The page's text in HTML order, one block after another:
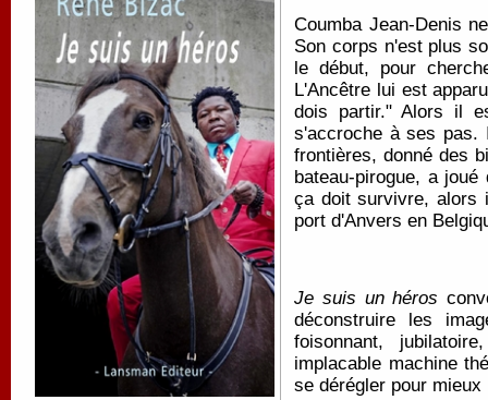
Coumba Jean-Denis
Son corps n'est plus
le début, pour
L'Ancêtre lui est
dois partir." Alors il
s'accroche à ses pas.
frontières, donné des
bateau-pirogue, a
ça doit survivre,
port d'Anvers en
Je suis un héros
déconstruire les
foisonnant,
implacable machine
se dérégler pour